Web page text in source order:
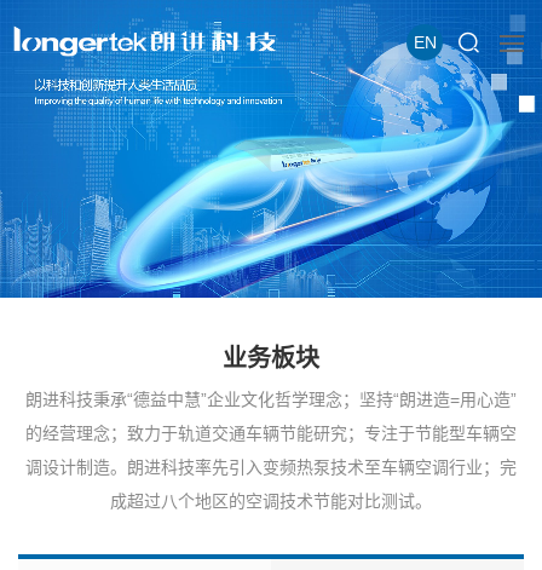
EN
业务板块
朗进科技秉承“德益中慧”企业文化哲学理念；坚持“朗进造=用心造”
的经营理念；致力于轨道交通车辆节能研究；专注于节能型车辆空
调设计制造。朗进科技率先引入变频热泵技术至车辆空调行业；完
成超过八个地区的空调技术节能对比测试。